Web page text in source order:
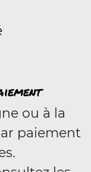
ou à la
paiement